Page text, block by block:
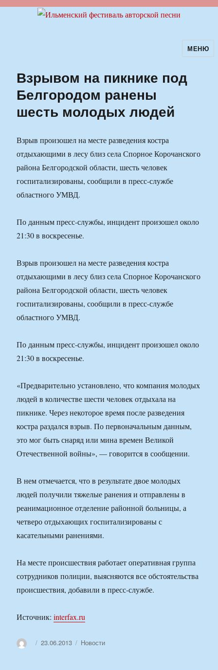
Ильменский фестиваль авторскойМЕНЮ
Взрывом на пикнике под
Белгородом ранены
шесть молодых людей
Взрыв произошел на месте разведения костра
отдыхающими в лесу близ села Спорное Корочанского
района Белгородской области, шесть человек
госпитализированы, сообщили в пресс-службе
областного УМВД.
По данным пресс-службы, инцидент произошел около
21:30 в воскресенье.
Взрыв произошел на месте разведения костра
отдыхающими в лесу близ села Спорное Корочанского
района Белгородской области, шесть человек
госпитализированы, сообщили в пресс-службе
областного УМВД.
По данным пресс-службы, инцидент произошел около
21:30 в воскресенье.
«Предварительно установлено, что компания молодых
людей в количестве шести человек отдыхала на
пикнике. Через некоторое время после разведения
костра раздался взрыв. По первоначальным данным,
это мог быть снаряд или мина времен Великой
Отечественной войны», — говорится в сообщении.
В нем отмечается, что в результате двое молодых
людей получили тяжелые ранения и отправлены в
реанимационное отделение районной больницы, а
четверо отдыхающих госпитализированы с
касательными ранениями.
На месте происшествия работает оперативная группа
сотрудников полиции, выясняются все обстоятельства
происшествия, добавили в пресс-службе.
Источник:interfax.ru
АвторОпубликовано
23.06.2013 Рубрики
Новости